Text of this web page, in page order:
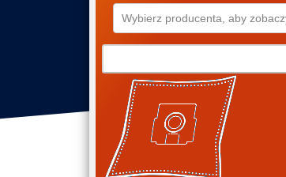
Wybierz producenta, aby